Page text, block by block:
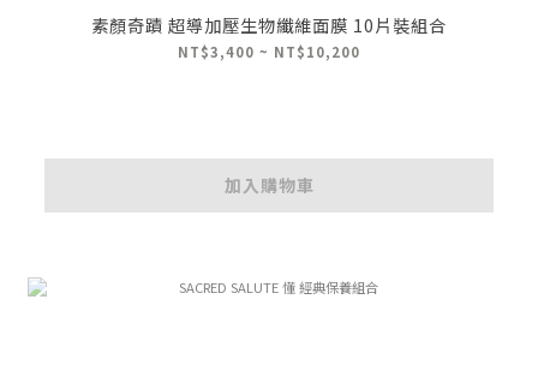
素顏奇蹟 超導加壓生物纖維面膜 10片裝組合
NT$3,400 ~ NT$10,200
加入購物車